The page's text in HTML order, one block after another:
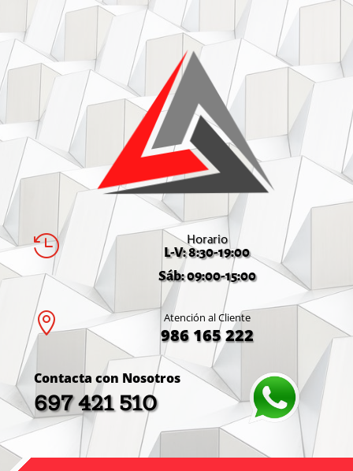
 Horario
L-V: 8:30-19:00
Sáb: 09:00-15:00
 Atención al Cliente
986 165 222
Contacta con Nosotros
697 421 510